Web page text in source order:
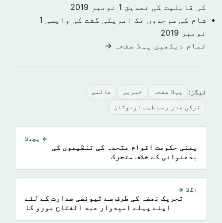
کی قابلیت کی تصدیق 1 نومبر 2019
شام کی سرحدوں تک امریکی گشت کی واپسی 1
نومبر 2019
تمام دیکھیں پہلا صفحہ →
ٹیگز: پہلا صفحہ خبريں عالمى
ترکی صدر رجب طیب اردوگان
← پچھلا
یمنی حکومت اقوام متحدہ کی تنظیموں کی
بدعنوانی کے خلاف متحرک
اگلا →
تحریک نھضہ کی طرف سے ٹیونسی صدارت کے لئے
اپنے پہلے امیدوار عبد الفتاح مورو کا